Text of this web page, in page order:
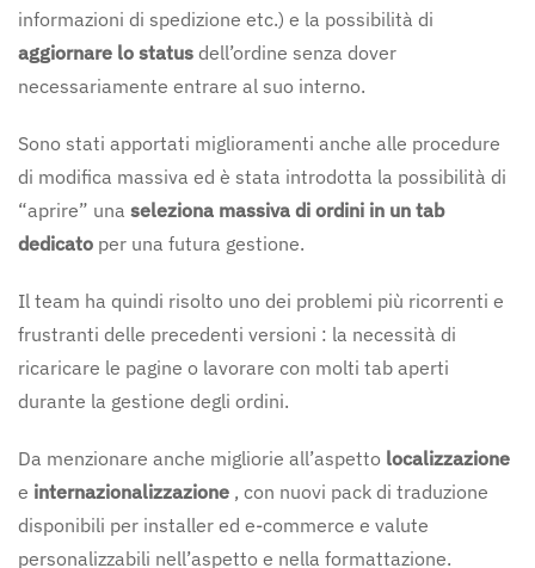
informazioni di spedizione etc.) e la possibilità di
aggiornare lo status dell’ordine senza dover
necessariamente entrare al suo interno.
Sono stati apportati miglioramenti anche alle procedure
di modifica massiva ed è stata introdotta la possibilità di
“aprire” una seleziona massiva di ordini in un tab
dedicato per una futura gestione.
Il team ha quindi risolto uno dei problemi più ricorrenti e
frustranti delle precedenti versioni : la necessità di
ricaricare le pagine o lavorare con molti tab aperti
durante la gestione degli ordini.
Da menzionare anche migliorie all’aspetto localizzazione
e internazionalizzazione , con nuovi pack di traduzione
disponibili per installer ed e-commerce e valute
personalizzabili nell’aspetto e nella formattazione.